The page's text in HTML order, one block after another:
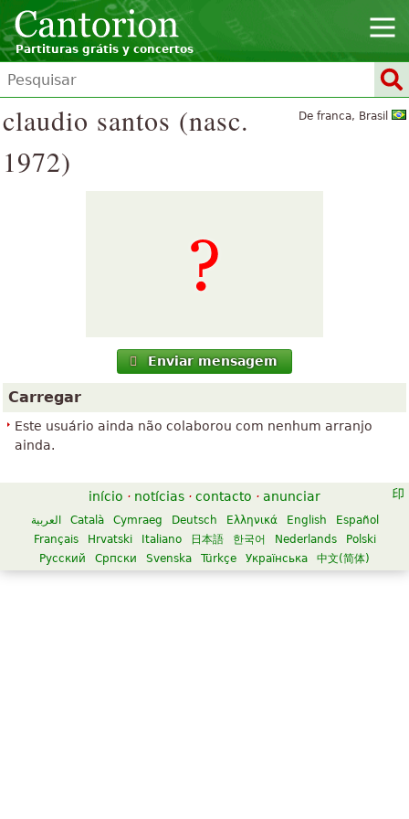
Partituras grátis y concertos
De franca, Brasil
claudio santos (nasc.
1972)
Enviar mensagem
Carregar
Este usuário ainda não colaborou com nenhum arranjo
ainda.
início · notícias · contacto · anunciar
العربية Català Cymraeg Deutsch Ελληνικά English
Español
Français
Hrvatski Italiano 日本語 한국어 Nederlands
Polski
Русский
Српски Svenska Türkçe Українська 中文(简体)